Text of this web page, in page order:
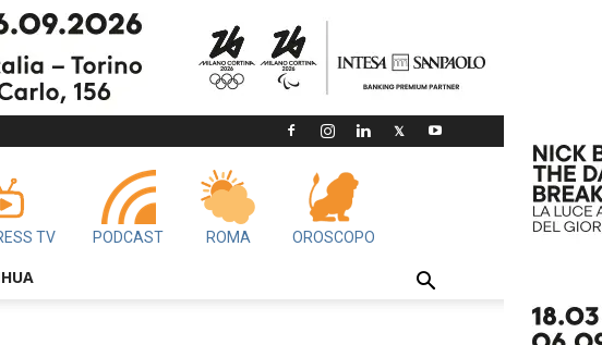
TV PODCAST ROMA OROSCOPO